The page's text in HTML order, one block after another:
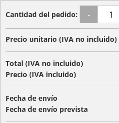
Cantidad del pedido: -
Precio unitario (IVA no incluido)
Total (IVA no incluido)
Precio (IVA incluido)
Fecha de envío
Fecha de envío prevista